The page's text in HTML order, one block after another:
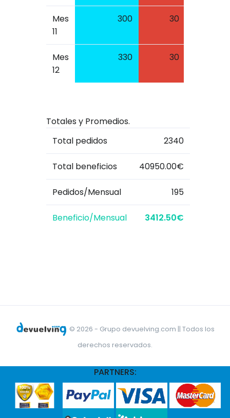
Mes
11
300 30
Mes
12
330 30
Totales y Promedios.
Total pedidos
2340
Total beneficios 40950.00€
Pedidos/Mensual 195
Beneficio/Mensual 3412.50€
© 2026 - Grupo devuelving.com || Todos los
derechos reservados.
PARTNERS: